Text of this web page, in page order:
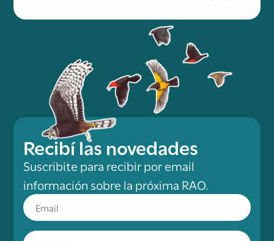
Recibí las novedades
Suscribite para recibir por email
información sobre la próxima RAO.